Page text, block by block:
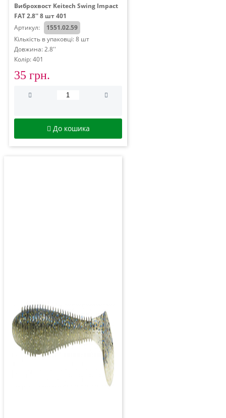
Виброхвост Keitech Swing Impact
FAT 2.8'' 8 шт 401
Артикул:
1551.02.59
Кількість в упаковці: 8 шт
Довжина: 2.8''
Колір: 401
35 грн.
До кошика